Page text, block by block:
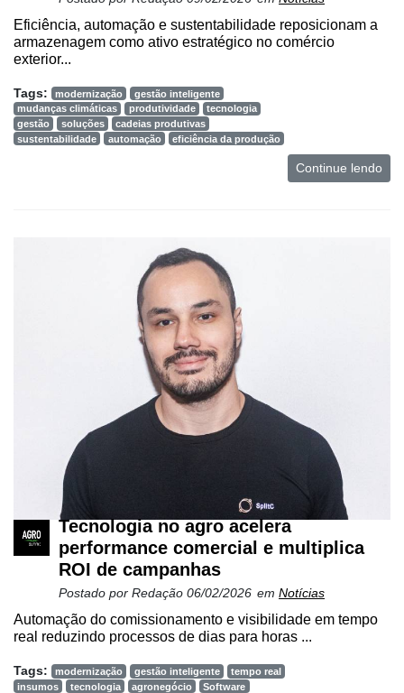
Eficiência, automação e sustentabilidade reposicionam a
armazenagem como ativo estratégico no comércio
exterior...
Tags: modernização
gestão inteligente
mudanças climáticas
produtividade
tecnologia
gestão
soluções
cadeias produtivas
sustentabilidade
automação eficiência da produção
Continue lendo
Tecnologia no agro acelera
performance comercial e multiplica
ROI de campanhas
Postado por Redação 06/02/2026 em Notícias
Automação do comissionamento e visibilidade em tempo
real reduzindo processos de dias para horas ...
Tags: modernização gestão inteligente
tempo real
insumos
tecnologia agronegócio
Software